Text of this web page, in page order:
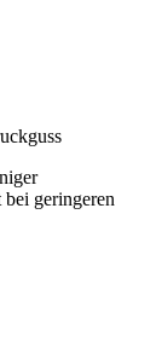
geringeren